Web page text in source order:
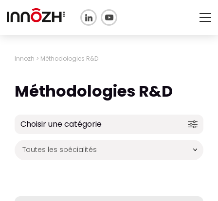
L'ASSOCIATION
SANTÉ & PRODUCTIONS
ANIMALES
FORMATION
Actualités
Innozh > Méthodologies R&D
Méthodologies R&D
Choisir une catégorie